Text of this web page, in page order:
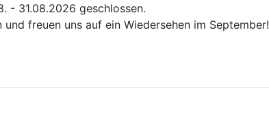
- 31.08.2026 geschlossen.
freuen uns auf ein Wiedersehen im September!